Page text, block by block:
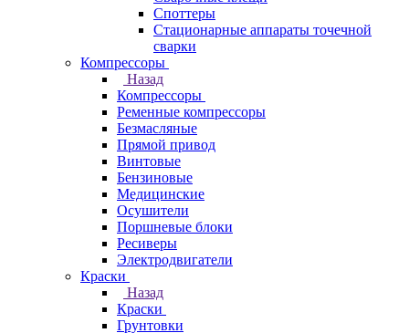
Споттеры
Стационарные аппараты точечной
сварки
Компрессоры
Назад
Компрессоры
Ременные компрессоры
Безмасляные
Прямой привод
Винтовые
Бензиновые
Медицинские
Осушители
Поршневые блоки
Ресиверы
Электродвигатели
Краски
Назад
Краски
Грунтовки